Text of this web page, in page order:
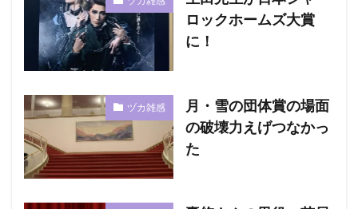
ロックホームズ大賞
に！
ヅカ雑感
月・雪の団体賞の場面
の破壊力えげつなかっ
た